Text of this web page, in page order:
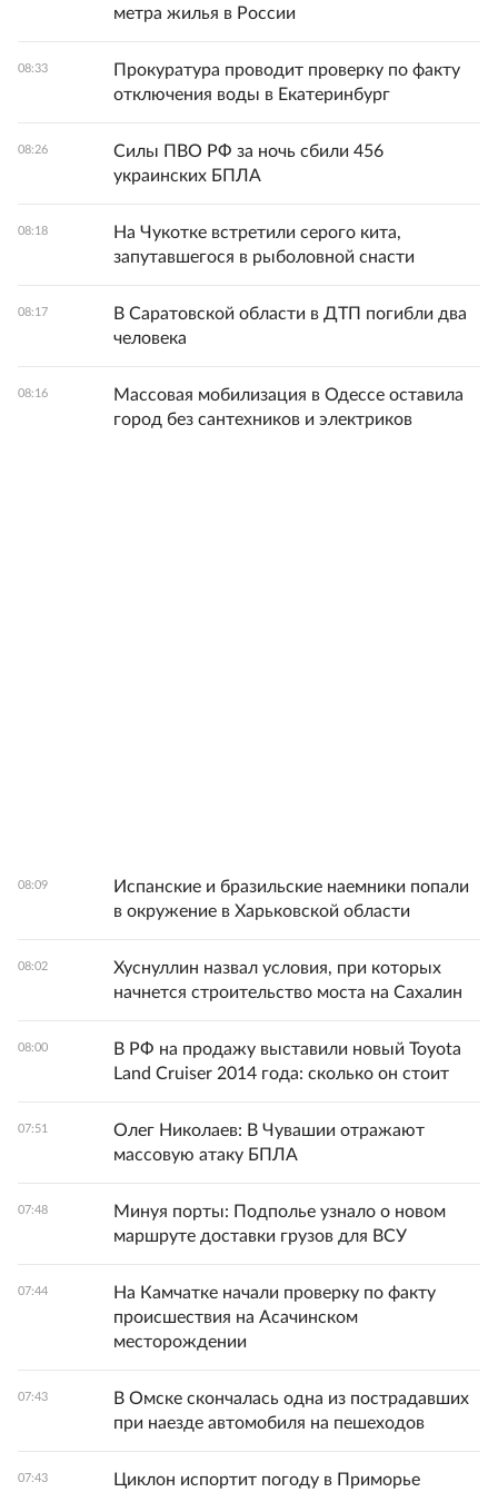
метра жилья в России
08:33
Прокуратура проводит проверку по факту
отключения воды в Екатеринбург
08:26
Силы ПВО РФ за ночь сбили 456
украинских БПЛА
08:18
На Чукотке встретили серого кита,
запутавшегося в рыболовной снасти
08:17
В Саратовской области в ДТП погибли два
человека
08:16
Массовая мобилизация в Одессе оставила
город без сантехников и электриков
08:09
Испанские и бразильские наемники попали
в окружение в Харьковской области
08:02
Хуснуллин назвал условия, при которых
начнется строительство моста на Сахалин
08:00
В РФ на продажу выставили новый Toyota
Land Cruiser 2014 года: сколько он стоит
07:51
Олег Николаев: В Чувашии отражают
массовую атаку БПЛА
07:48
Минуя порты: Подполье узнало о новом
маршруте доставки грузов для ВСУ
07:44
На Камчатке начали проверку по факту
происшествия на Асачинском
месторождении
07:43
В Омске скончалась одна из пострадавших
при наезде автомобиля на пешеходов
07:43 Циклон испортит погоду в Приморье